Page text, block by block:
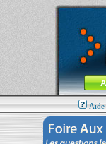
MacBook-fr.com :
Aller au
Menu
Aide